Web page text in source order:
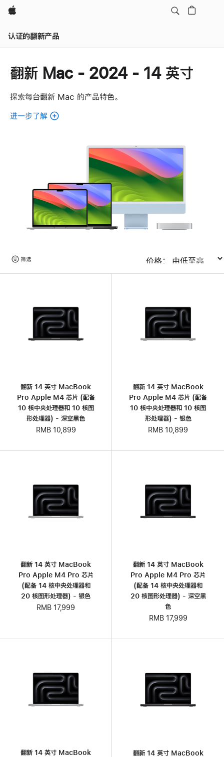
Apple
认证的翻新产品
翻新 Mac - 2024 - 14 英寸
探索每台翻新 Mac 的产品特色。
进一步了解
Mac。
览
筛选
翻新 14 英寸 MacBook
Pro Apple M4 芯片 (配备
10 核中央处理器和 10 核图
形处理器) - 深空黑色
RMB 10,899
翻新 14 英寸 MacBook
Pro Apple M4 芯片 (配备
10 核中央处理器和 10 核图
形处理器) - 银色
RMB 10,899
翻新 14 英寸 MacBook
Pro Apple M4 Pro 芯片
(配备 14 核中央处理器和
20 核图形处理器) - 银色
RMB 17,999
翻新 14 英寸 MacBook
Pro Apple M4 Pro 芯片
(配备 14 核中央处理器和
20 核图形处理器) - 深空黑
色
RMB 17,999
翻新 14 英寸 MacBook
翻新 14 英寸 MacBook